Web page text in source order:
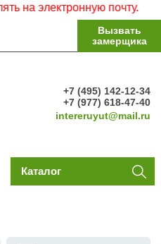
почту.
Вызвать
замерщика
+7 (495) 142-12-34
+7 (977) 618-47-40
intereruyut@mail.ru
Каталог